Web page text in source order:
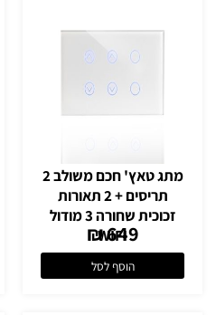
מתג טאץ' חכם משולב 2
תריסים + 2 תאורות
זכוכית שחורה 3 מודול
WIFI
649 ₪
הוסף לסל